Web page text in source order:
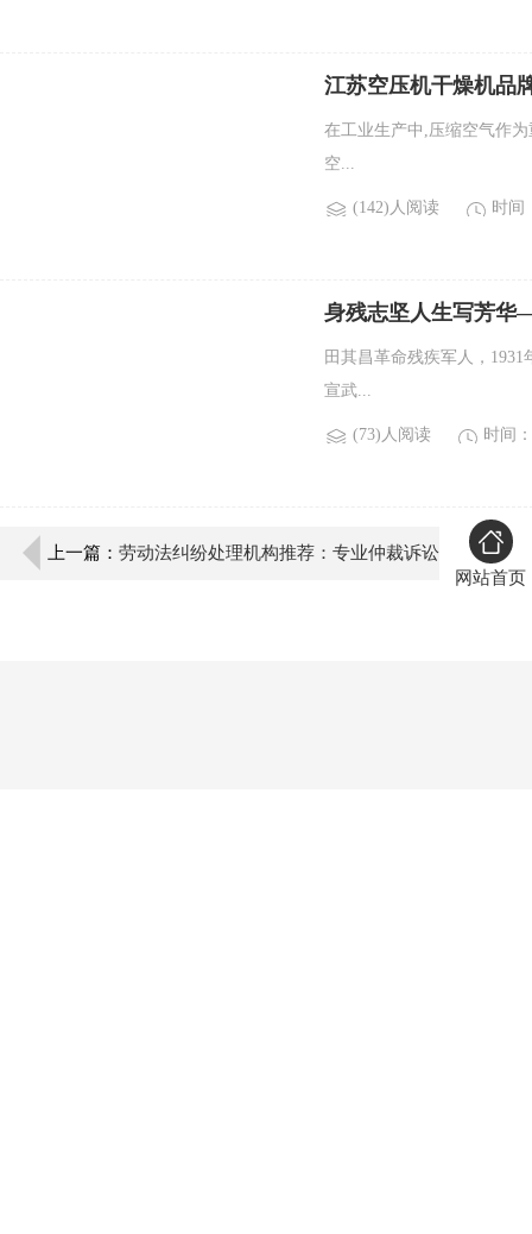
江苏空压机干燥机品
在工业生产中,压缩空气作
空...
(142)人阅读 时间
身残志坚人生写芳
田其昌革命残疾军人，
宣武...
(73)人阅读 时间
上一篇： 劳动法纠纷处理机构推荐：专业仲裁诉讼
网站首页